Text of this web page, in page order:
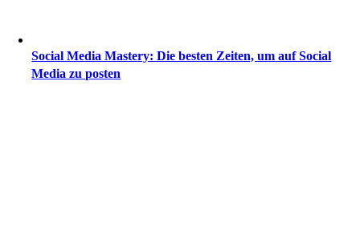
Social Media Mastery: Die besten Zeiten, um auf Social
Media zu posten